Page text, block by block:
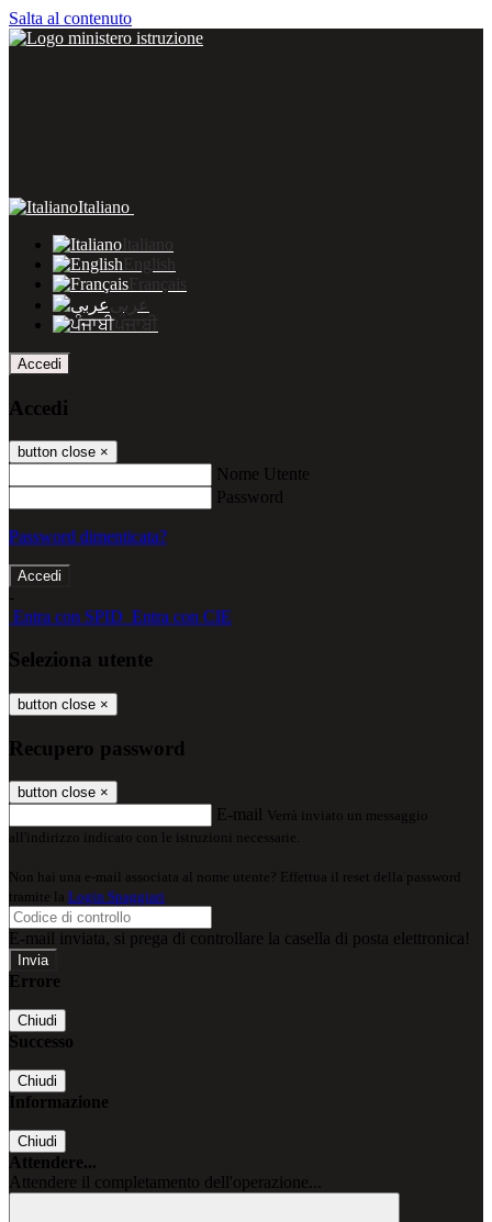
Salta al contenuto
Italiano
Italiano
English
Français
عربى
ਪੰਜਾਬੀ
Accedi
Accedi
button close ×
Nome Utente
Password
Password dimenticata?
-
Entra con SPID Entra con CIE
Seleziona utente
button close ×
Recupero password
button close ×
E-mail Verrà inviato un messaggio
all'indirizzo indicato con le istruzioni necessarie.
Non hai una e-mail associata al nome utente? Effettua il reset della password
tramite la Login Spaggiari
E-mail inviata, si prega di controllare la casella di posta elettronica!
Errore
Chiudi
Successo
Chiudi
Informazione
Chiudi
Attendere...
Attendere il completamento dell'operazione...